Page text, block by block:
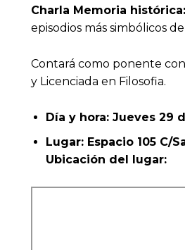
Charla Memoria
episodios más simbólicos
Contará como ponente
y Licenciada en Filosofia.
Día y hora: Jueves 29
Lugar: Espacio 105 C/
Ubicación del lugar: